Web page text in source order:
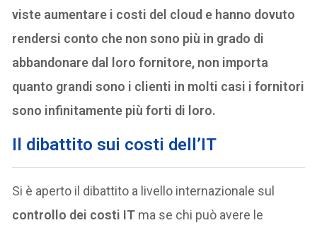
viste aumentare i costi del cloud e hanno dovuto
rendersi conto che non sono più in grado di
abbandonare dal loro fornitore, non importa
quanto grandi sono i clienti in molti casi i fornitori
sono infinitamente più forti di loro.
Il dibattito sui costi dell’IT
Si è aperto il dibattito a livello internazionale sul
controllo dei costi IT ma se chi può avere le